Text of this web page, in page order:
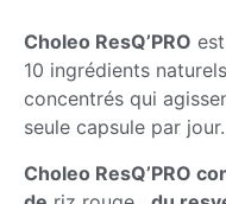
Choleo ResQ’PRO
10 ingrédients
concentrés qui
seule capsule par jour.
Choleo ResQ’PRO